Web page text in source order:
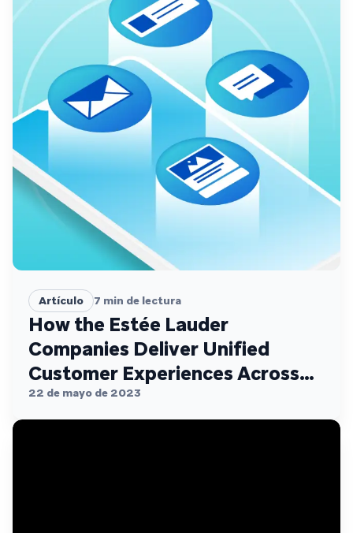
Artículo 7 min de lectura
How the Estée Lauder
Companies Deliver Unified
Customer Experiences Across
Channels
22 de mayo de 2023